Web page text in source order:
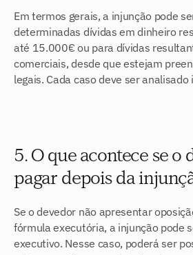
Em termos gerais, a injunção pode
determinadas dívidas em dinheiro
até 15.000€ ou para dívidas
comerciais, desde que estejam
legais. Cada caso deve ser
5. O que acontece se o
pagar depois da
Se o devedor não apresentar
fórmula executória, a injunção pode
executivo. Nesse caso, poderá ser